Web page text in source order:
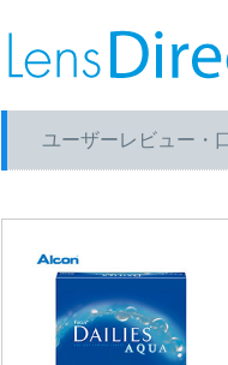
ユーザーレビュー・